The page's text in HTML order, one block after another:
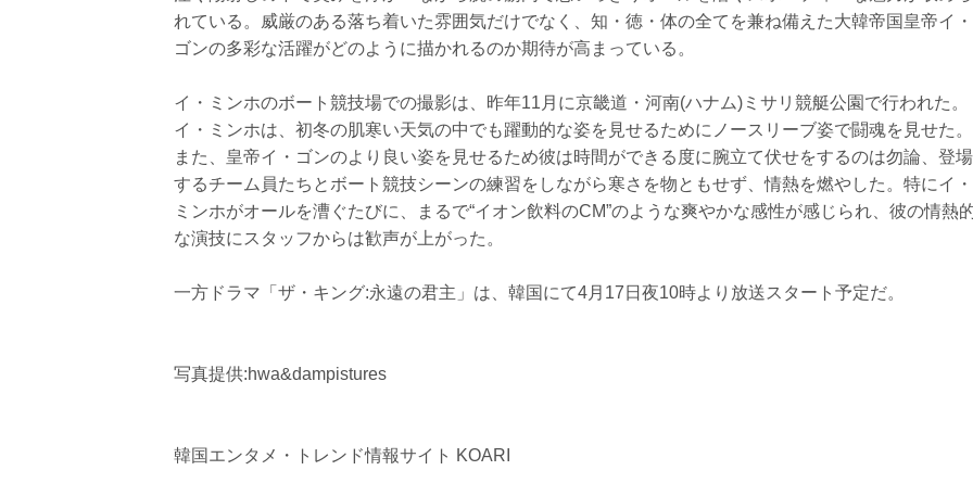
れている。威厳のある落ち着いた雰囲気だけでなく、知・徳・体の全てを兼ね備えた大韓帝国皇帝イ・
ゴンの多彩な活躍がどのように描かれるのか期待が高まっている。
イ・ミンホのボート競技場での撮影は、昨年11月に京畿道・河南(ハナム)ミサリ競艇公園で行われた。
イ・ミンホは、初冬の肌寒い天気の中でも躍動的な姿を見せるためにノースリーブ姿で闘魂を見せた。
また、皇帝イ・ゴンのより良い姿を見せるため彼は時間ができる度に腕立て伏せをするのは勿論、登場
するチーム員たちとボート競技シーンの練習をしながら寒さを物ともせず、情熱を燃やした。特にイ・
ミンホがオールを漕ぐたびに、まるで“イオン飲料のCM”のような爽やかな感性が感じられ、彼の情熱
な演技にスタッフからは歓声が上がった。
一方ドラマ「ザ・キング:永遠の君主」は、韓国にて4月17日夜10時より放送スタート予定だ。
写真提供:hwa&dampistures
韓国エンタメ・トレンド情報サイト KOARI